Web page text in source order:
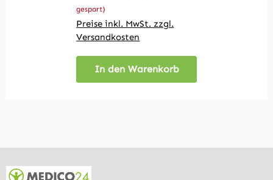
gespart)
Preise inkl. MwSt. zzgl.
Versandkosten
In den Warenkorb